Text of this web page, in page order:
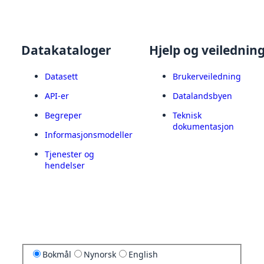
Datakataloger
Datasett
API-er
Begreper
Informasjonsmodeller
Tjenester og
hendelser
Hjelp og
Brukerveiledning
Datalandsbyen
Teknisk
dokumentasjon
Bokmål Nynorsk English